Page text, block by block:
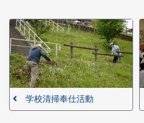
学校清掃奉仕活動